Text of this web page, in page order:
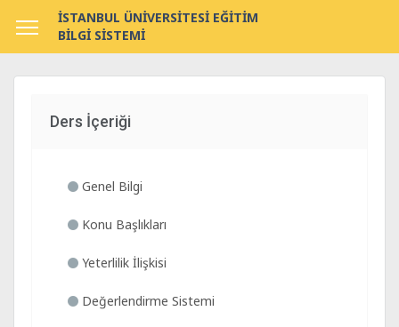
İSTANBUL ÜNİVERSİTESİ EĞİTİM
BİLGİ SİSTEMİ
Ders İçeriği
Genel Bilgi
Konu Başlıkları
Yeterlilik İlişkisi
Değerlendirme Sistemi